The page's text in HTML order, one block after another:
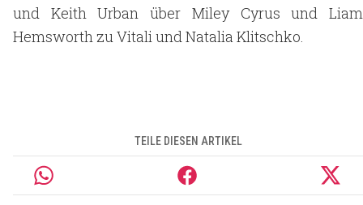
und Keith Urban über Miley Cyrus und Liam
Hemsworth zu Vitali und Natalia Klitschko.
TEILE DIESEN ARTIKEL